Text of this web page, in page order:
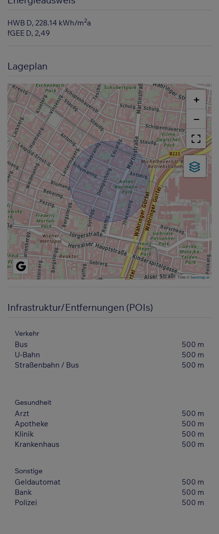
HWB D, 228.14 kWh/m2a
fGEE D, 2,49
Lageplan
+
−
Tiles ©basemap.at
Infrastruktur/Entfernungen (POIs)
Verkehr
Bus
500 m
U-Bahn
500 m
Straßenbahn / Bus
500 m
Gesundheit
Arzt
500 m
Apotheke
500 m
Klinik
500 m
Krankenhaus
500 m
Sonstige
Geldautomat
500 m
Bank
500 m
Polizei
500 m